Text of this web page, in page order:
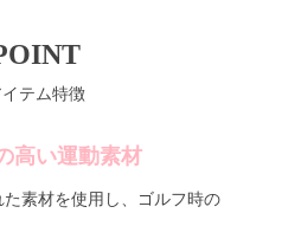
イテム特徴
高い運動素材
素材を使用し、ゴルフ時の